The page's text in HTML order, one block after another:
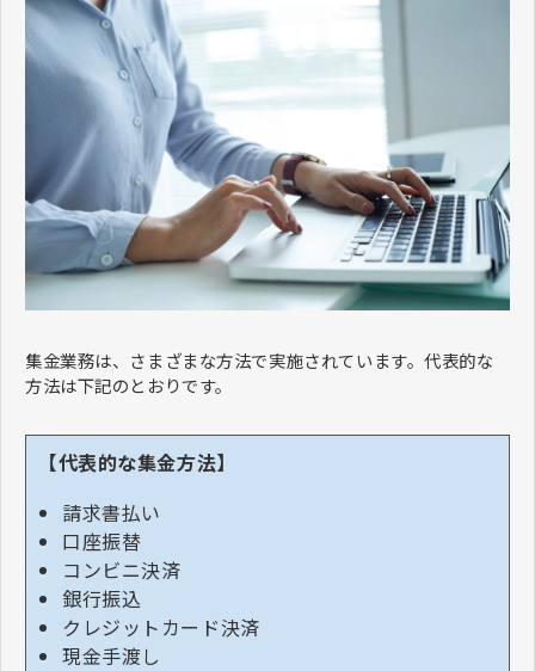
集金業務は、さまざまな方法で実施されています。代表的な
方法は下記のとおりです。
【代表的な集金方法】
請求書払い
口座振替
コンビニ決済
銀行振込
クレジットカード決済
現金手渡し